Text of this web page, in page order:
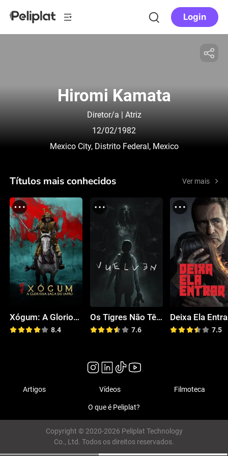
Login
Hiromi Kamata
Diretor/a | Atriz
12/02/1982
Mexico City, Distrito Federal, Mexico
Títulos mais conhecidos Ver mais
Xógum: A Gloriosa Saga do Japão
8.4
Os Tigres Não Têm Medo
7.6
Deixa Ela
7.5
Artigos Vídeos Filmoteca
O que é Peliplat?
Copyright © 2020-2026 Peliplat Technology
Co., Ltd. Todos os direitos reservados.